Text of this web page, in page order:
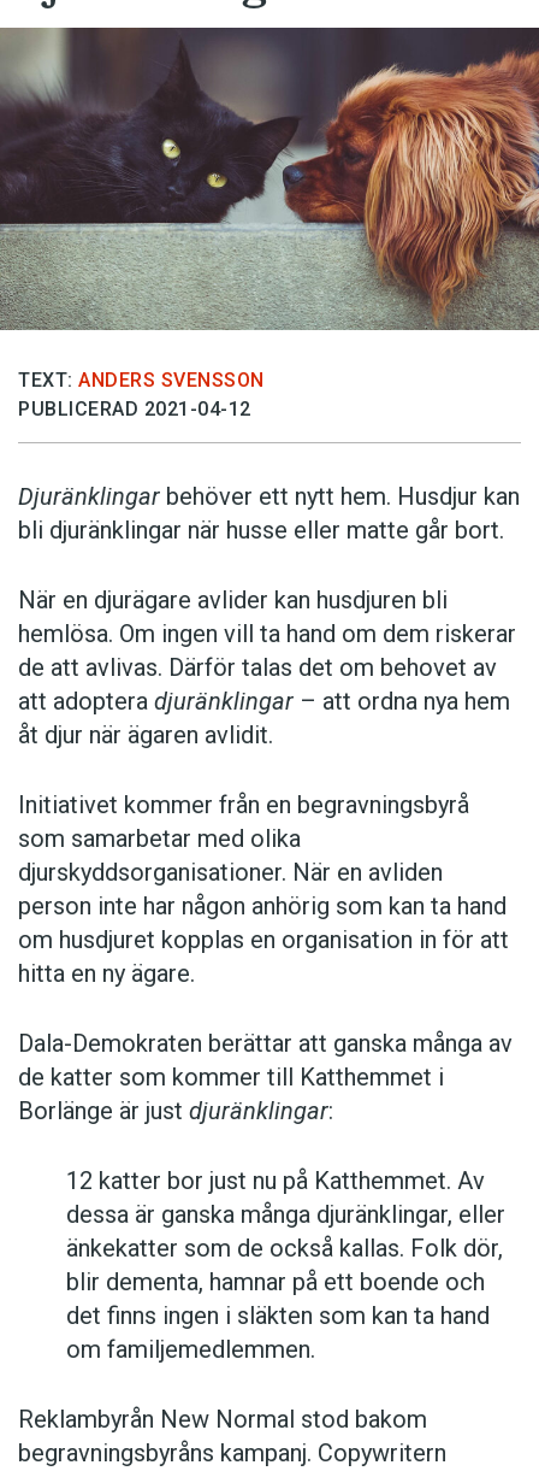
TEXT: ANDERS SVENSSON
PUBLICERAD 2021-04-12
Djuränklingar behöver ett nytt hem. Husdjur kan
bli djuränklingar när husse eller matte går bort.
När en djurägare avlider kan husdjuren bli
hemlösa. Om ingen vill ta hand om dem riskerar
de att avlivas. Därför talas det om behovet av
att adoptera djuränklingar – att ordna nya hem
åt djur när ägaren avlidit.
Initiativet kommer från en begravningsbyrå
som samarbetar med olika
djurskyddsorganisationer. När en avliden
person inte har någon anhörig som kan ta hand
om husdjuret kopplas en organisation in för att
hitta en ny ägare.
Dala-Demokraten berättar att ganska många av
de katter som kommer till Katthemmet i
Borlänge är just djuränklingar:
12 katter bor just nu på Katthemmet. Av
dessa är ganska många djuränklingar, eller
änkekatter som de också kallas. Folk dör,
blir dementa, hamnar på ett boende och
det finns ingen i släkten som kan ta hand
om familjemedlemmen.
Reklambyrån New Normal stod bakom
begravningsbyråns kampanj. Copywritern